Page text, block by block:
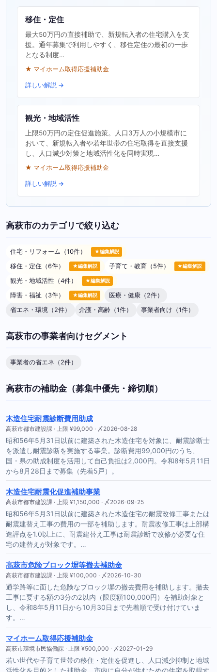
移住・定住
最大50万円の直接補助で、新規転入者の住宅購入を支
援。通年募集で利用しやすく、移住定住の最初の一歩
となる制度…
★ マイホーム取得応援補助金
詳しい解説 →
観光・地域活性
上限50万円の定住促進施策。人口3万人の小規模市に
おいて、新規転入者や若年世帯の住宅取得を直接支援
し、人口減少対策と地域活性化を同時実現…
★ マイホーム取得応援補助金
詳しい解説 →
高萩市のカテゴリで絞り込む
住宅・リフォーム（10件） ★編集解説
移住・定住（6件） ★編集解説 子育て・教育（5件） ★編集解説
観光・地域活性（4件） ★編集解説
障害・福祉（3件） ★編集解説
医療・健康（2件）
省エネ・環境（2件）
介護・高齢（1件） 事業者向け（1件）
高萩市の事業者向けセグメント
事業者の省エネ（2件）
高萩市の補助金（募集中優先・締切順）
木造住宅耐震診断費用助成
高萩市都市建設課 · 上限 ¥99,000 · 〆2026-08-28
昭和56年5月31日以前に建築された木造住宅を対象に、耐震診断士
を派遣し耐震診断を実施する事業。診断費用99,000円のうち、
国・県の助成制度を活用して自己負担は2,000円。令和8年5月11日
から8月28日まで募集（先着5戸）。
木造住宅耐震化促進補助事業
高萩市都市建設課 · 上限 ¥1,150,000 · 〆2026-09-25
昭和56年5月31日以前に建築された木造住宅の耐震改修工事または
耐震建替え工事の費用の一部を補助します。耐震改修工事は上部構
造評点を1.0以上に、耐震建替え工事は耐震診断で改修が必要な住
宅の建替えが対象です。…
高萩市危険ブロック塀等撤去補助金
高萩市都市建設課 · 上限 ¥100,000 · 〆2026-10-30
通学路等に面した危険なブロック塀の撤去費用を補助します。撤去
工事に要する額の3分の2以内（限度額100,000円）を補助対象と
し、令和8年5月11日から10月30日まで先着順で受け付けていま
す。…
マイホーム取得応援補助金
高萩市環境市民協働課 · 上限 ¥500,000 · 〆2027-01-29
若い世代や子育て世帯の移住・定住を促進し、人口減少抑制と地域
活性化を目的とした補助金。市内に自分が住むための住宅を取得す